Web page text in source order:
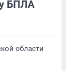
БПЛА
области